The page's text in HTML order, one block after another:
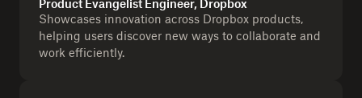
Product Evangelist Engineer, Dropbox
Showcases innovation across Dropbox products,
helping users discover new ways to collaborate and
work efficiently.